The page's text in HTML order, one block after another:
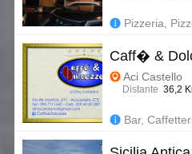
Pizzeria,
Caff� &
Aci Castello
Distante 36,2
Bar,